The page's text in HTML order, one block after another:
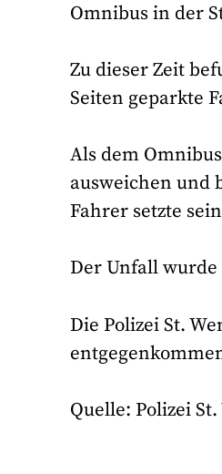
Omnibus in der
Zu dieser Zeit
Seiten geparkte
Als dem
ausweichen und
Fahrer setzte
Der Unfall
Die Polizei St.
Quelle: Polizei